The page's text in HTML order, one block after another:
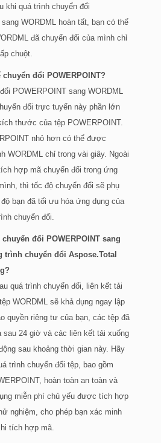
khi quá trình chuyển đổi
WORDML hoàn tất, bạn có thể
đã chuyển đổi của mình chỉ
chuột.
chuyển đổi POWERPOINT?
POWERPOINT sang WORDML
đổi trực tuyến này phần lớn
thước của tệp POWERPOINT.
nhỏ hơn có thể được
WORDML chỉ trong vài giây. Ngoài
hợp mã chuyển đổi trong ứng
thì tốc độ chuyển đổi sẽ phụ
bạn đã tối ưu hóa ứng dụng của
chuyển đổi.
đổi POWERPOINT sang
trình chuyển đổi Aspose.Total
quá trình chuyển đổi, liên kết tải
WORDML sẽ khả dụng ngay lập
quyền riêng tư của bạn, các tệp đã
sau 24 giờ và các liên kết tải xuống
sau khoảng thời gian này. Hãy
trình chuyển đổi tệp, bao gồm
hoàn toàn an toàn và
miễn phí chủ yếu được tích hợp
nghiệm, cho phép bạn xác minh
tích hợp mã.